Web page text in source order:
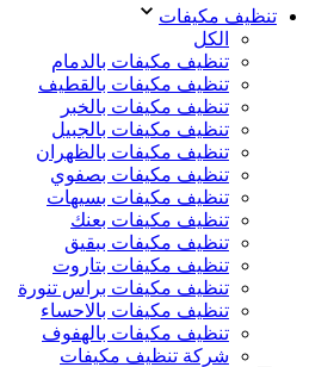
تنظيف مكيفات
الكل
تنظيف مكيفات بالدمام
تنظيف مكيفات بالقطيف
تنظيف مكيفات بالخبر
تنظيف مكيفات بالجبيل
تنظيف مكيفات بالظهران
تنظيف مكيفات بصفوي
تنظيف مكيفات بسيهات
تنظيف مكيفات بعنك
تنظيف مكيفات ببقيق
تنظيف مكيفات بتاروت
تنظيف مكيفات براس تنورة
تنظيف مكيفات بالاحساء
تنظيف مكيفات بالهفوف
شركة تنظيف مكيفات